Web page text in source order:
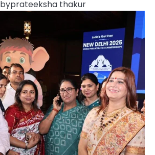
byprateeksha thakur